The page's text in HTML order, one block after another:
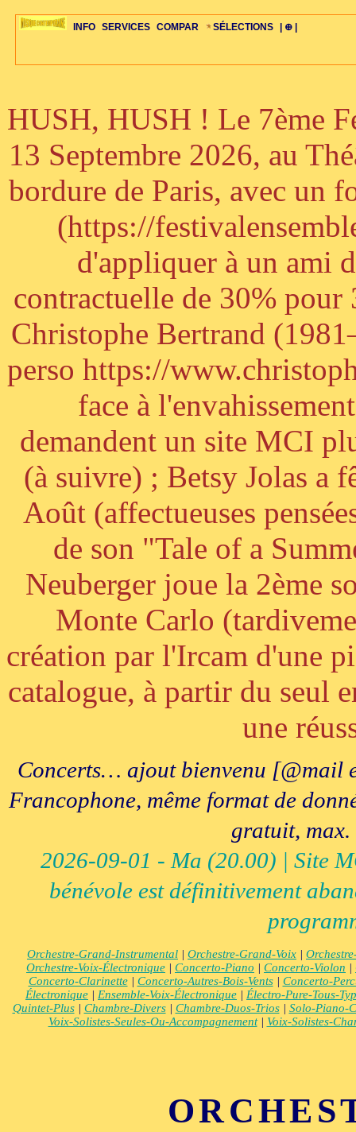
INFO
ÉDITORIAUX ACTUS-CONCERTS HISTOIRE PAYS STYLES-ÉCOLES
SERVICES
MAJ-LISTE ARCH-CONCERTS LIENS RADIOS VIDÉOS PLAN FAQS
COMPAR
SÉLECTION GUIDE-EXPRESS ŒUVRES BIOGRAPHIES PERSPECTIVE
SÉLECTIONS
SÉLECTION COMPOS-INTRO COMPO-INDIV ŒUVRES-INDIV
| ⊕ |
20ÈME PARAL 1001 CD TOP-REC BONUS-ROMANS BONUS-FILMS
CELLO-C
ALTO-C
VIOLON-C
PIANO-CONC GRAND-
HUSH, HUSH ! Le 7ème
13 Septembre 2026, au
bordure de Paris, avec un
(https://
d'appliquer à un ami
contractuelle de 30% pour
Christophe Bertrand
perso https://
face à
demandent un site MCI
(à suivre) ; Betsy Jolas a
Août (affectueuses
de son "Tale of a
Neuberger joue la 2ème
Monte Carlo
création par l'Ircam d'une
catalogue, à partir du seul
une
Concerts… ajout bienvenu [@mail
Francophone, même format de
gratuit,
2026-09-01 - Ma (20.00) | Site
bénévole est définitivement
Orchestre-Grand-Instrumental | Orchestre-Grand-Voix |
Orchestre-Voix-Électronique | Concerto-Piano | Concerto-Violon |
Concerto-Clarinette| Concerto-Autres-Bois-Vents| Concerto-
Électronique | Ensemble-Voix-Électronique | Électro-Pure-Tous-
Quintet-Plus| Chambre-Divers| Chambre-Duos-Trios| Solo-Piano-
Voix-Solistes-Seules-Ou-Accompagnement| Voix-Solistes-